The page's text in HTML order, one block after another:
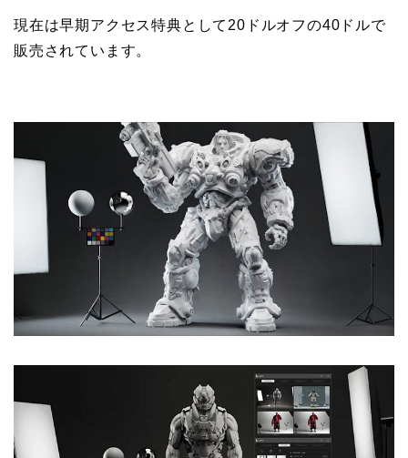
現在は早期アクセス特典として20ドルオフの40ドルで
販売されています。